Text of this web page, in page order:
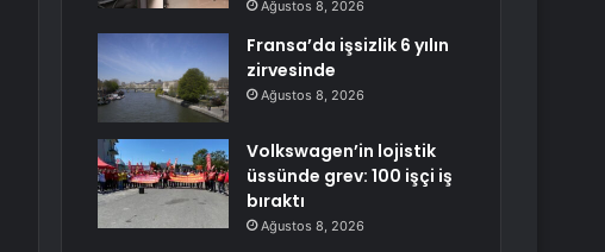
Ağustos 8, 2026
Fransa’da işsizlik 6 yılın
zirvesinde
Ağustos 8, 2026
Volkswagen’in lojistik
üssünde grev: 100 işçi iş
bıraktı
Ağustos 8, 2026